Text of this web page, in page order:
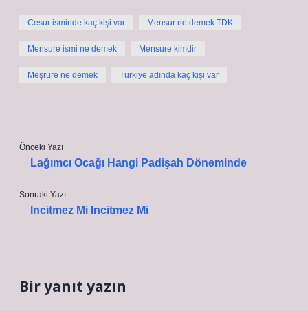
Cesur isminde kaç kişi var Mensur ne demek TDK
Mensure ismi ne demek Mensure kimdir
Meşrure ne demek Türkiye adında kaç kişi var
Önceki Yazı
Lağımcı Ocağı Hangi Padişah Döneminde
Sonraki Yazı
Incitmez Mi Incitmez Mi
Bir yanıt yazın